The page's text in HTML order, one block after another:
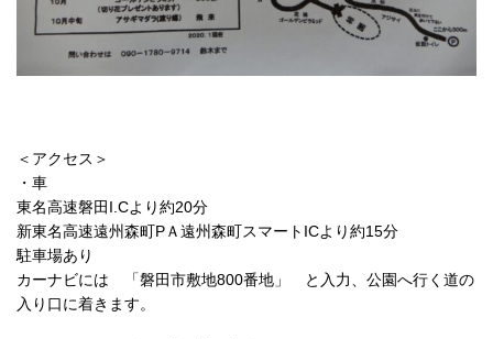
＜アクセス＞
・車
東名高速磐田I.Cより約20分
新東名高速遠州森町PＡ遠州森町スマートICより約15分
駐車場あり
カーナビには 「磐田市敷地800番地」 と入力、公園へ行く道の
入り口に着きます。